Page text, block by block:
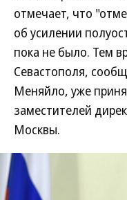
отмечает, что
об усилении
пока не было. Тем
Севастополя,
Меняйло, уже
заместителей
Москвы.